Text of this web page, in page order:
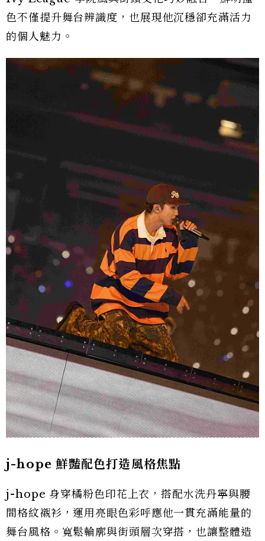
RM 經典 Rugby Shirt 演繹美式學院風
RM 穿上 Polo Ralph Lauren 標誌性的橘藍條
紋 Rugby Shirt，搭配棒球帽與迷彩長褲，將
Ivy League 學院風與街頭文化巧妙融合。鮮明撞
色不僅提升舞台辨識度，也展現他沉穩卻充滿活力
的個人魅力。